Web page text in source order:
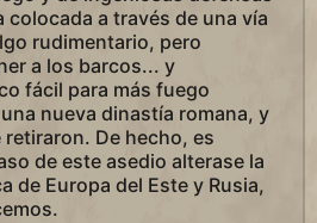
colocada a través de una vía
rudimentario, pero
a los barcos... y
fácil para más fuego
nueva dinastía romana, y
De hecho, es
de este asedio alterase la
de Europa del Este y Rusia,